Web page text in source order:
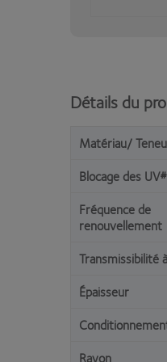
Détails du
Matériau/
Blocage des UV#
Fréquence de
renouvellement
Transmissibilité
Épaisseur
Rayon